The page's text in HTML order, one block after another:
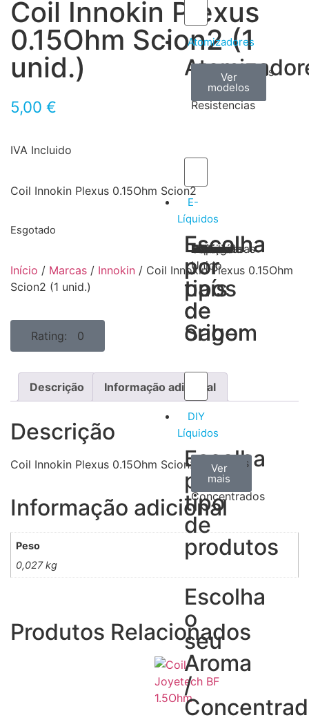
Atomizadores
Claromizadores
Ver
modelos
Reconstruíveis
Ver
modelos
Resistencias
Ver
modelos
E-
Líquidos
Escolha
por
tipos
de
Sabor
Tabaco
Frutas
Bebidas
Frescos
Sobremesas
Escolha
por
país
de
origem
Portugal
Alemanha
USA
Reino
Unido
Canadá
França
Malásia
Filipinas
Espanha
Polónia
Grécia
DIY
Líquidos
Escolha
por
tipo
de
produtos
Aromas
Concentrados
Ver
todos
Bases
Ver
mais
Accesorios
Ver
mais
Escolha
o
seu
Aroma
/
Coil Innokin Plexus
0.15Ohm Scion2 (1
unid.)
5,00 €
IVA Incluido
Coil Innokin Plexus 0.15Ohm Scion2
Esgotado
Início / Marcas / Innokin / Coil Innokin Plexus 0.15Ohm
Scion2 (1 unid.)
Rating: 0
Descrição Informação adicional
Descrição
Coil Innokin Plexus 0.15Ohm Scion2
Informação adicional
Peso
0,027 kg
Produtos Relacionados